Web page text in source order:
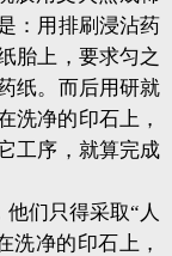
：用排刷浸沾药
胎上，要求匀之
纸。而后用研就
洗净的印石上，
工序，就算完成
们只得采取“人
洗净的印石上，